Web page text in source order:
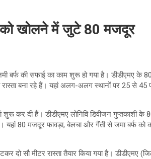
को खोलने में जुटे 80 मजदूर
बर्फ की सफाई का काम शुरू हो गया है। डीडीएमए के
बना रहे हैं। यहां अलग-अलग स्थानों पर 25 से
कर दी हैं। डीडीएमए लोनिवि डिवीजन गुप्तकाशी के
यहां 80 मजदूर फावड़ा, बेलचा और गैंती से जमा बर्फ
दो सौ मीटर रास्ता तैयार किया गया है। डीडीएमए